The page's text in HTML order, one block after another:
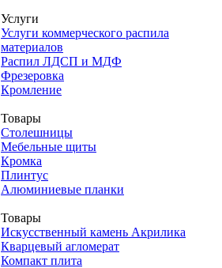
Услуги
Услуги коммерческого распила
материалов
Распил ЛДСП и МДФ
Фрезеровка
Кромление
Товары
Столешницы
Мебельные щиты
Кромка
Плинтус
Алюминиевые планки
Товары
Искусственный камень Акрилика
Кварцевый агломерат
Компакт плита